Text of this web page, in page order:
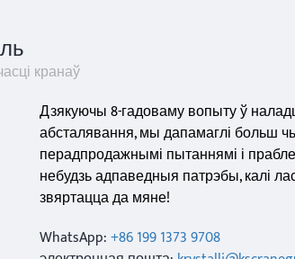
кранаў
Дзякуючы 8-гадоваму вопыту ў
абсталявання, мы дапамаглі больш
перадпродажнымі пытаннямі і
небудзь адпаведныя патрэбы, калі
звяртацца да мяне!
WhatsApp:+86 199 1373 9708